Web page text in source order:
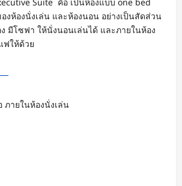
งห้องนั่งเล่น และห้องนอน อย่างเป็นสัดส่วน
มีโซฟา ให้นั่งนอนเล่นได้ และภายในห้อง
ฟให้ด้วย
ภายในห้องนั่งเล่น